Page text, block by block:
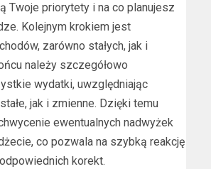
Twoje priorytety i na co planujesz
Kolejnym krokiem jest
zarówno stałych, jak i
należy szczegółowo
wydatki, uwzględniając
jak i zmienne. Dzięki temu
ewentualnych nadwyżek
co pozwala na szybką reakcję
korekt.